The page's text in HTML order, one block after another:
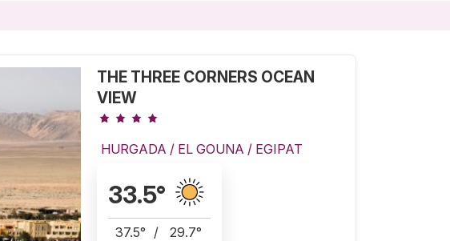
THE THREE CORNERS OCEAN
VIEW
HURGADA / EL GOUNA / EGIPAT
33.5°
37.5° / 29.7°